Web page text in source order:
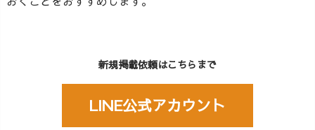
新規掲載依頼はこちらまで
LINE公式アカウント